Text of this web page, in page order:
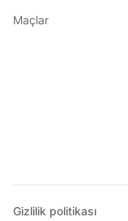
Maçlar
Gizlilik politikası